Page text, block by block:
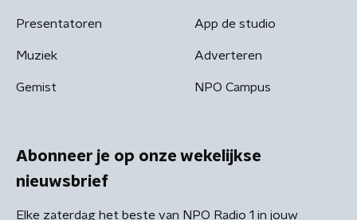
Presentatoren
Muziek
Gemist
App de studio
Adverteren
NPO Campus
Abonneer je op onze wekelijkse
nieuwsbrief
Elke zaterdag het beste van NPO Radio 1 in jouw